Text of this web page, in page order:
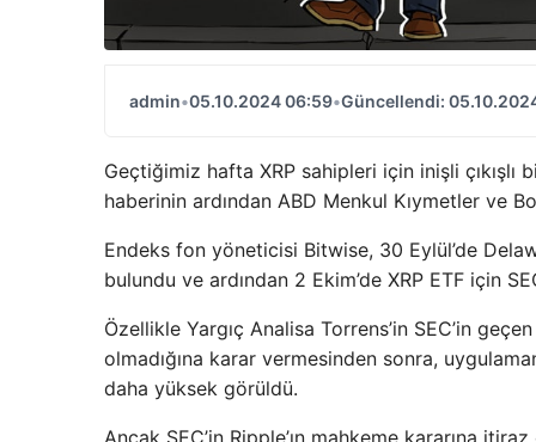
admin•05.10.2024 06:59•Güncellendi:
Geçtiğimiz hafta XRP sahipleri için inişli çıkışlı
haberinin ardından ABD Menkul Kıymetler ve
Endeks fon yöneticisi Bitwise, 30 Eylül’de
bulundu ve ardından 2 Ekim’de XRP ETF için
Özellikle Yargıç Analisa Torrens’in SEC’in
olmadığına karar vermesinden sonra,
daha yüksek görüldü.